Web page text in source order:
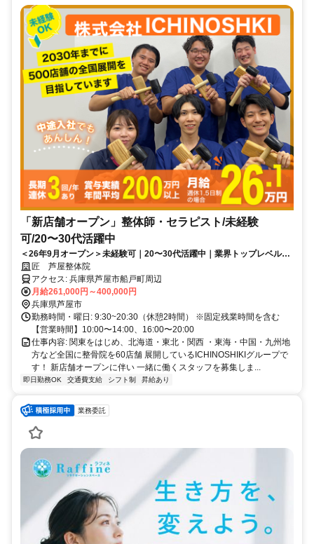
「新店舗オープン」整体師・セラピスト/未経験
可/20〜30代活躍中
＜26年9月オープン＞未経験可｜20〜30代活躍中｜業界トップレベルの
給与水準｜初回ボーナス80万円・賞与500万円の支給実績あり
匠 芦屋整体院
アクセス: 兵庫県芦屋市船戸町周辺
月給261,000円～400,000円
兵庫県芦屋市
勤務時間・曜日: 9:30~20:30（休憩2時間） ※固定残業時間を含む
【営業時間】10:00〜14:00、16:00〜20:00
仕事内容: 関東をはじめ、北海道・東北・関西 ・東海・中国・九州地
方など全国に整骨院を60店舗 展開しているICHINOSHIKIグループで
す！ 新店舗オープンに伴い 一緒に働くスタッフを募集しま...
即日勤務OK 交通費支給 シフト制 昇給あり
業務委託